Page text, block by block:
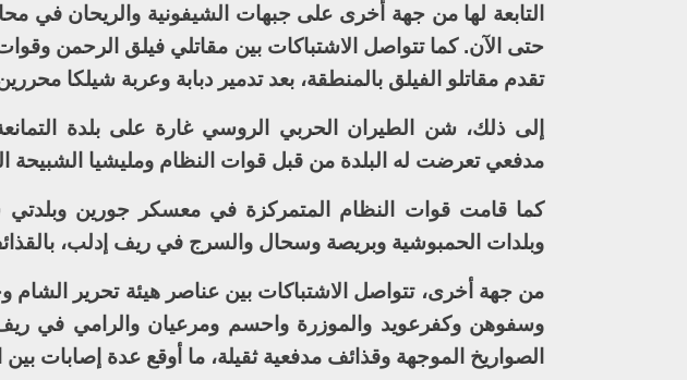
التابعة لها من جهة أخرى على جبهات الشيفونية والريحان في
حتى الآن. كما تتواصل الاشتباكات بين مقاتلي فيلق الرحمن
تقدم مقاتلو الفيلق بالمنطقة، بعد تدمير دبابة وعربة شيلكا
إلى ذلك، شن الطيران الحربي الروسي غارة على بلدة
مدفعي تعرضت له البلدة من قبل قوات النظام ومليشيا الشبيحة
كما قامت قوات النظام المتمركزة في معسكر جورين
وبلدات الحمبوشية وبريصة وسحال والسرج في ريف إدلب،
من جهة أخرى، تتواصل الاشتباكات بين عناصر هيئة تحرير
وسفوهن وكفرعويد والموزرة واحسم ومرعيان والرامي في
الصواريخ الموجهة وقذائف مدفعية ثقيلة، ما أوقع عدة إصابات بين